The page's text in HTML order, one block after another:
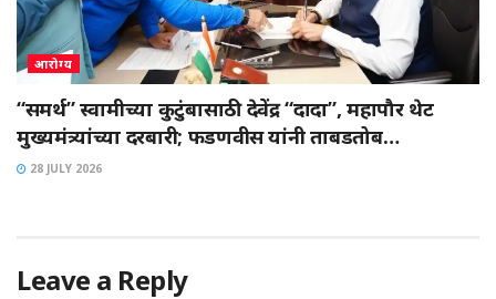
आरोग्य
“समर्थ” स्वामीच्या कुटुंबासाठी देवेंद्र “दादा”, महापौर थेट
मुख्यमंत्र्यांच्या दरबारी; फडणवीस यांनी ताबडतोब…
28 JULY 2026
Leave a Reply